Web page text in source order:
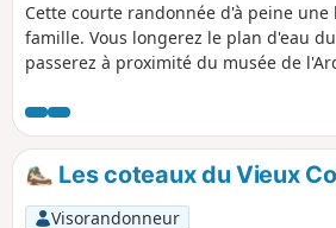
Cette courte randonnée d'à peine
famille. Vous longerez le plan d'eau
passerez à proximité du musée de
Les coteaux du Vieux
Visorandonneur